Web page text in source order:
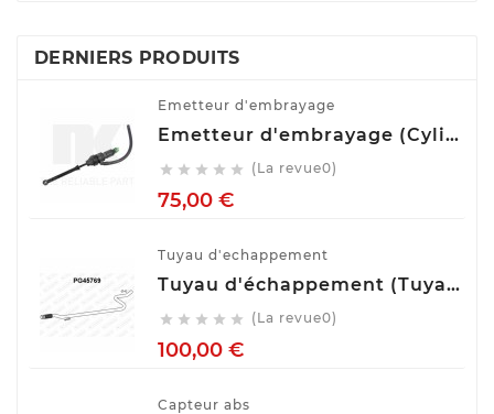
DERNIERS PRODUITS
Emetteur d'embrayage
Emetteur d'embrayage (Cylindre émetteur de débrayage) NK 832508
     (La revue0)
75,00 €Prix
Tuyau d'echappement
Tuyau d'échappement (Tuyau d'échappement) VENEPORTE PG45769
     (La revue0)
100,00 €Prix
Capteur abs